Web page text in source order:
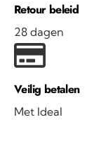
Retour beleid
28 dagen
Veilig betalen
Met Ideal